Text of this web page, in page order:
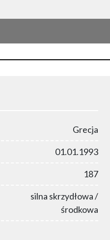
Grecja
01.01.1993
187
silna skrzydłowa /
środkowa